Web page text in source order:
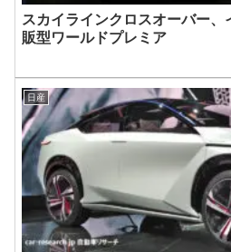
スカイラインクロスオーバー
販型ワールドプレミア
日産